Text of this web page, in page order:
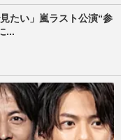
たい」嵐ラスト公演“参
...